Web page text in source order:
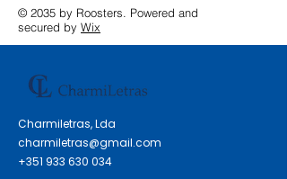
© 2035 by Roosters. Powered and
secured by Wix
Charmiletras, Lda
charmiletras@gmail.com
+351 933 630 034